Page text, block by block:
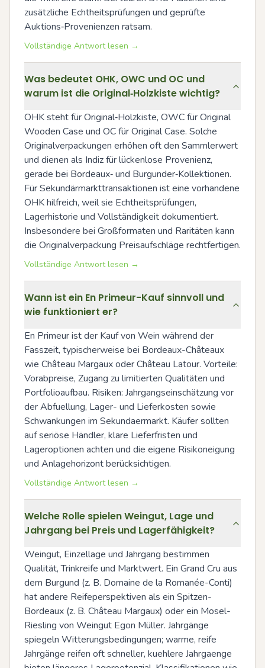
zusätzliche Echtheitsprüfungen und geprüfte
Auktions‑Provenienzen ratsam.
Vollständige Antwort lesen →
Was bedeutet OHK, OWC und OC und
warum ist die Original‑Holzkiste wichtig?
OHK steht für Original‑Holzkiste, OWC für Original
Wooden Case und OC für Original Case. Solche
Originalverpackungen erhöhen oft den Sammlerwert
und dienen als Indiz für lückenlose Provenienz,
gerade bei Bordeaux‑ und Burgunder‑Kollektionen.
Für Sekundärmarkttransaktionen ist eine vorhandene
OHK hilfreich, weil sie Echtheitsprüfungen,
Lagerhistorie und Vollständigkeit dokumentiert.
Insbesondere bei Großformaten und Raritäten kann
die Originalverpackung Preisaufschläge rechtfertigen.
Vollständige Antwort lesen →
Wann ist ein En Primeur-Kauf sinnvoll und
wie funktioniert er?
En Primeur ist der Kauf von Wein während der
Fasszeit, typischerweise bei Bordeaux-Châteaux
wie Château Margaux oder Château Latour. Vorteile:
Vorabpreise, Zugang zu limitierten Qualitäten und
Portfolioaufbau. Risiken: Jahrgangseinschätzung vor
der Abfuellung, Lager- und Lieferkosten sowie
Schwankungen im Sekundaermarkt. Käufer sollten
auf seriöse Händler, klare Lieferfristen und
Lageroptionen achten und die eigene Risikoneigung
und Anlagehorizont berücksichtigen.
Vollständige Antwort lesen →
Welche Rolle spielen Weingut, Lage und
Jahrgang bei Preis und Lagerfähigkeit?
Weingut, Einzellage und Jahrgang bestimmen
Qualität, Trinkreife und Marktwert. Ein Grand Cru aus
dem Burgund (z. B. Domaine de la Romanée-Conti)
hat andere Reifeperspektiven als ein Spitzen-
Bordeaux (z. B. Château Margaux) oder ein Mosel-
Riesling von Weingut Egon Müller. Jahrgänge
spiegeln Witterungsbedingungen; warme, reife
Jahrgänge reifen oft schneller, kuehlere Jahrgaenge